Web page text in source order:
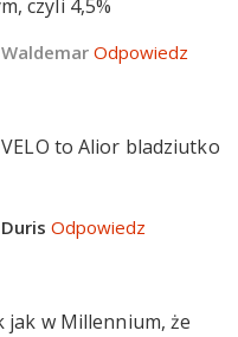
czyli 4,5%
Waldemar Odpowiedz
to Alior bladziutko
Duris Odpowiedz
jak w Millennium, że